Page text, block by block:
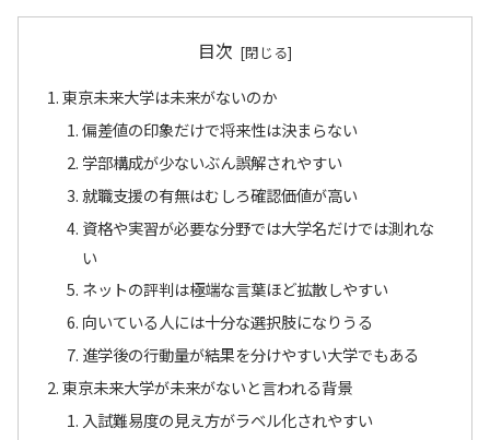
目次
東京未来大学は未来がないのか
偏差値の印象だけで将来性は決まらない
学部構成が少ないぶん誤解されやすい
就職支援の有無はむしろ確認価値が高い
資格や実習が必要な分野では大学名だけでは測れな
い
ネットの評判は極端な言葉ほど拡散しやすい
向いている人には十分な選択肢になりうる
進学後の行動量が結果を分けやすい大学でもある
東京未来大学が未来がないと言われる背景
入試難易度の見え方がラベル化されやすい